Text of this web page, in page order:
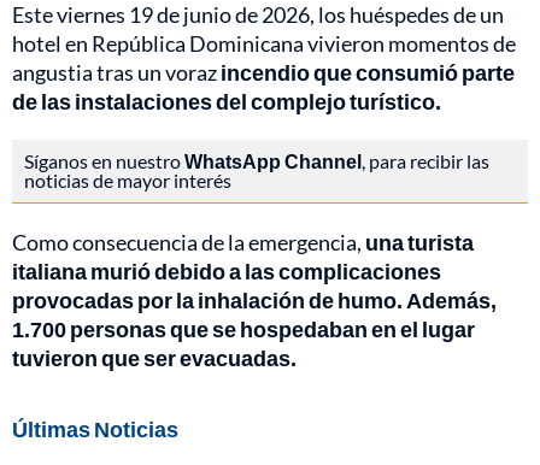
Este viernes 19 de junio de 2026, los huéspedes de un
hotel en República Dominicana vivieron momentos de
angustia tras un vorazincendio que consumió parte
de las instalaciones del complejo turístico.
Síganos en nuestroWhatsApp Channel, para recibir las
noticias de mayor interés
Como consecuencia de la emergencia, una turista
italiana murió debido a las complicaciones
provocadas por la inhalación de humo. Además,
1.700 personas que se hospedaban en el lugar
tuvieron que ser evacuadas.
Últimas Noticias